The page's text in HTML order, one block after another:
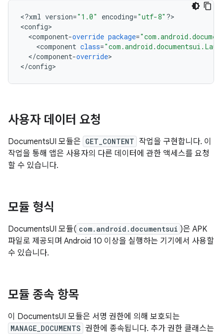
<?xml version="1.0" encoding="utf-8" ?>
<config
<component-override package=
<component class=
</component-override>
</config
사용자 데이터 요청
DocumentsUI 모듈은 GET_CONTENT 작업을 구현합니다. 이
작업을 통해 앱은 사용자의 다른 데이터에 관한 액세스를 요청
할 수 있습니다.
모듈 형식
DocumentsUI 모듈( com.android.documentsui )은 APK
파일로 제공되며 Android 10 이상을 실행하는 기기에서 사용할
수 있습니다.
모듈 종속 항목
이 DocumentsUI 모듈은 서명 권한에 의해 보호되는
MANAGE_DOCUMENTS 권한에 종속됩니다. 추가 권한 클래스는